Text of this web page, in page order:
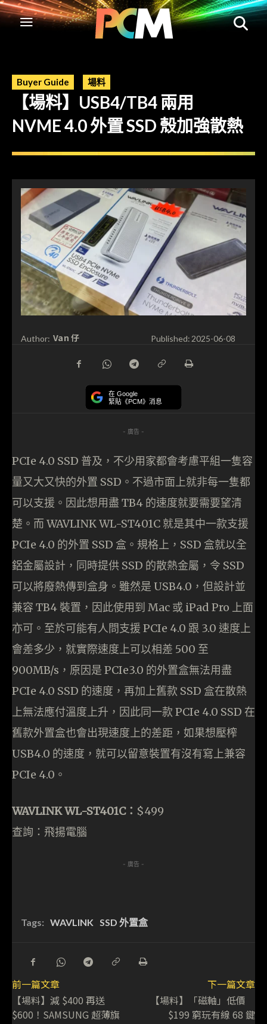
Buyer Guide 場料
【場料】USB4/TB4 兩用
NVME 4.0 外置 SSD 殼加強散熱
Author: Van 仔 Published: 2025-06-08
在 Google
緊貼《PCM》消息
- 廣告 -
PCIe 4.0 SSD 普及，不少用家都會考慮平組一隻容
量又大又快的外置 SSD。不過市面上就非每一隻都
可以支援。因此想用盡 TB4 的速度就要需要望清
楚。而 WAVLINK WL-ST401C 就是其中一款支援
PCIe 4.0 的外置 SSD 盒。規格上，SSD 盒就以全
鋁金屬設計，同時提供 SSD 的散熱金屬，令 SSD
可以將廢熱傳到盒身。雖然是 USB4.0，但設計並
兼容 TB4 裝置，因此使用到 Mac 或 iPad Pro 上面
亦可。至於可能有人問支援 PCIe 4.0 跟 3.0 速度上
會差多少，就實際速度上可以相差 500 至
900MB/s，原因是 PCIe3.0 的外置盒無法用盡
PCIe 4.0 SSD 的速度，再加上舊款 SSD 盒在散熱
上無法應付溫度上升，因此同一款 PCIe 4.0 SSD 在
舊款外置盒也會出現速度上的差距，如果想壓榨
USB4.0 的速度，就可以留意裝置有沒有寫上兼容
PCIe 4.0。
WAVLINK WL-ST401C： $499
查詢：飛揚電腦
- 廣告 -
Tags: WAVLINK SSD 外置盒
前一篇文章
【場料】減 $400 再送
$600！SAMSUNG 超薄旗
下一篇文章
【場料】「磁軸」低價
$199 窮玩有線 68 鍵